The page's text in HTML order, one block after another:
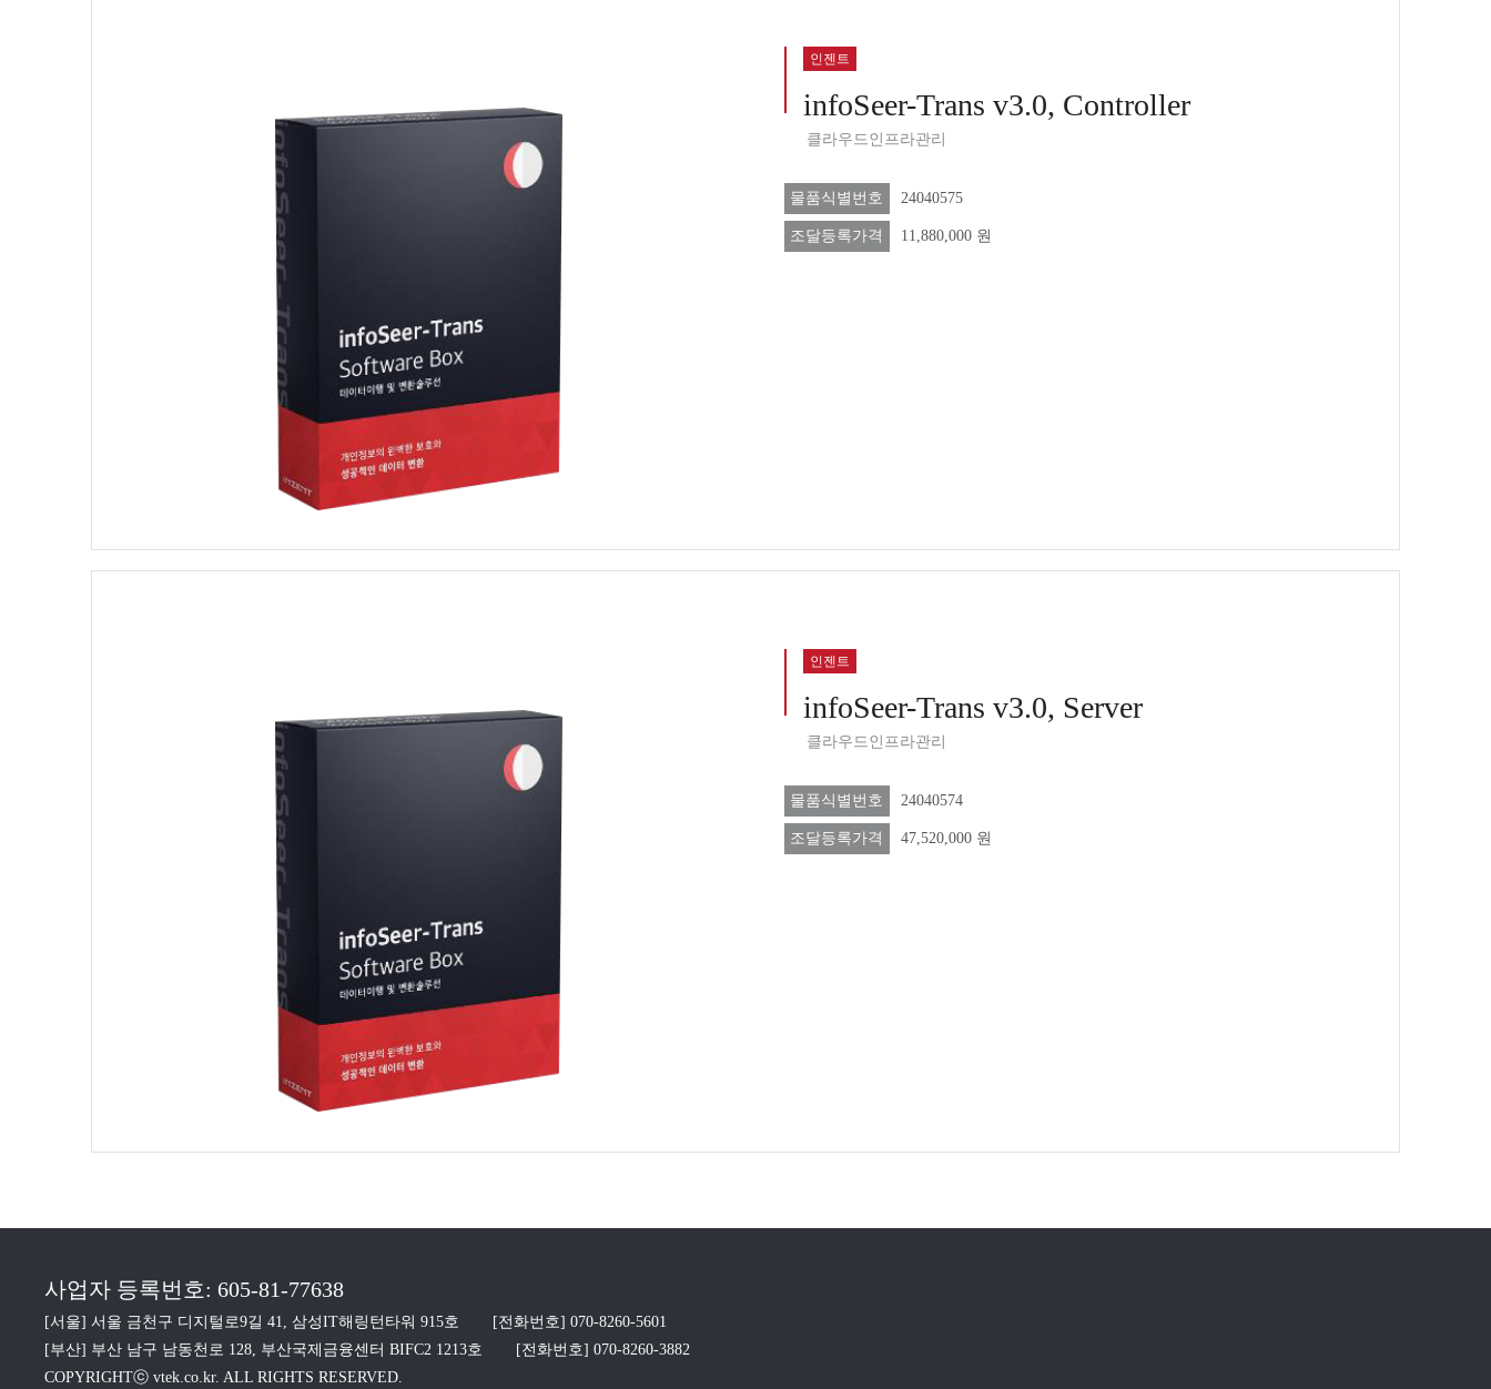
인젠트
infoSeer-Trans v3.0, Controller
클라우드인프라관리
물품식별번호 24040575
조달등록가격 11,880,000 원
인젠트
infoSeer-Trans v3.0, Server
클라우드인프라관리
물품식별번호 24040574
조달등록가격 47,520,000 원
사업자 등록번호: 605-81-77638
[서울] 서울 금천구 디지털로9길 41, 삼성IT해링턴타워 915호
[전화번호] 070-8260-5601
[부산] 부산 남구 남동천로 128, 부산국제금융센터 BIFC2 1213호
[전화번호] 070-8260-3882
COPYRIGHTⓒ vtek.co.kr. ALL RIGHTS RESERVED.